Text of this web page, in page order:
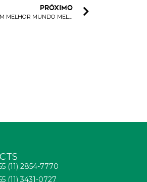
PRÓXIMO
MOVIMENTO POR EMBALAGEM MELHOR MUNDO MELHOR
(11) 2854-7770
(11) 3431-0727